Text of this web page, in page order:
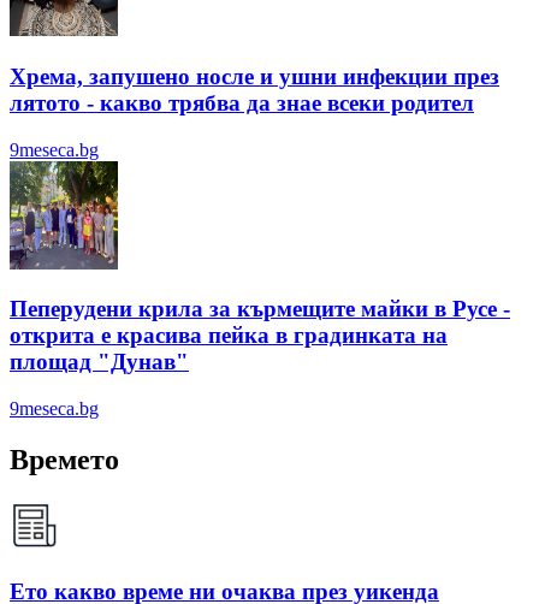
Хрема, запушено носле и ушни инфекции през
лятотo - какво трябва да знае всеки родител
9meseca.bg
Пеперудени крила за кърмещите майки в Русе -
открита е красива пейка в градинката на
площад "Дунав"
9meseca.bg
Времето
Ето какво време ни очаква през уикенда